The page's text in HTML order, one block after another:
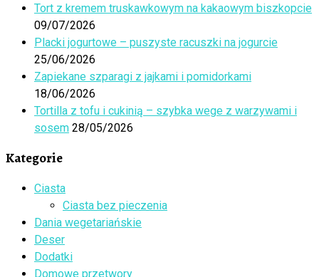
Tort z kremem truskawkowym na kakaowym biszkopcie
09/07/2026
Placki jogurtowe – puszyste racuszki na jogurcie
25/06/2026
Zapiekane szparagi z jajkami i pomidorkami
18/06/2026
Tortilla z tofu i cukinią – szybka wege z warzywami i
sosem 28/05/2026
Kategorie
Ciasta
Ciasta bez pieczenia
Dania wegetariańskie
Deser
Dodatki
Domowe przetwory